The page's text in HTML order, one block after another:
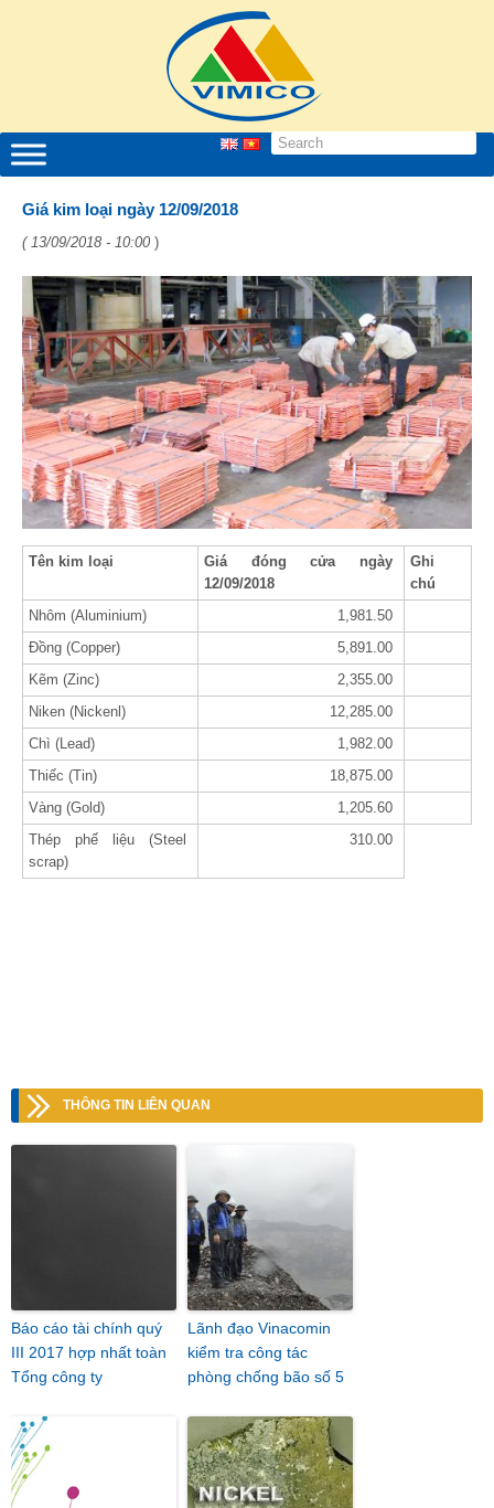
Giá kim loại ngày 12/09/2018
( 13/09/2018 - 10:00 )
Tên kim loại
Giá đóng cửa ngày
12/09/2018
Ghi
chú
Nhôm (Aluminium)
1,981.50
Đồng (Copper)
5,891.00
Kẽm (Zinc)
2,355.00
Niken (Nickenl)
12,285.00
Chì (Lead)
1,982.00
Thiếc (Tin)
18,875.00
Vàng (Gold)
1,205.60
Thép phế liệu (Steel
scrap)
310.00
THÔNG TIN LIÊN QUAN
Báo cáo tài chính quý
III 2017 hợp nhất toàn
Tổng công ty
Lãnh đạo Vinacomin
kiểm tra công tác
phòng chống bão số 5